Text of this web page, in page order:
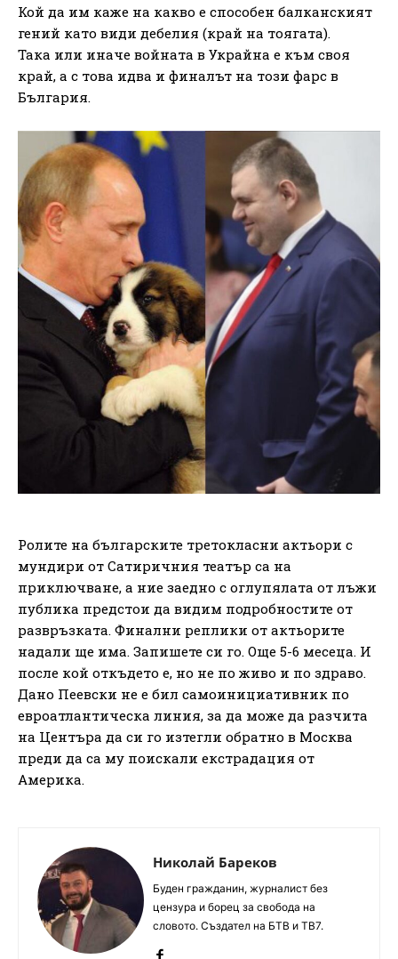
Кой да им каже на какво е способен балканският
гений като види дебелия (край на тоягата).
Така или иначе войната в Украйна е към своя
край, а с това идва и финалът на този фарс в
България.
Ролите на българските третокласни актьори с
мундири от Сатиричния театър са на
приключване, а ние заедно с оглупялата от лъжи
публика предстои да видим подробностите от
развръзката. Финални реплики от актьорите
надали ще има. Запишете си го. Още 5-6 месеца. И
после кой откъдето е, но не по живо и по здраво.
Дано Пеевски не е бил самоинициативник по
евроатлантическа линия, за да може да разчита
на Центъра да си го изтегли обратно в Москва
преди да са му поискали екстрадация от
Америка.
Николай Бареков
Буден гражданин, журналист без
цензура и борец за свобода на
словото. Създател на БТВ и ТВ7.